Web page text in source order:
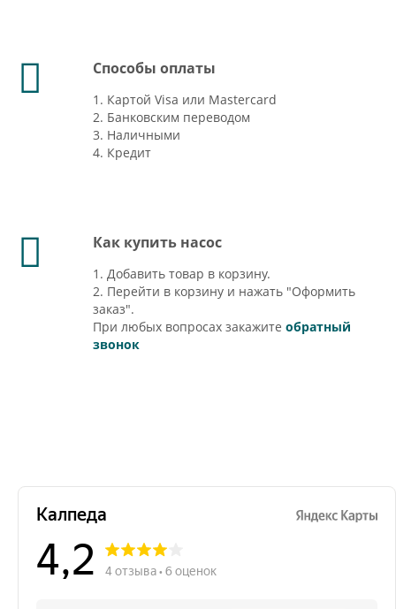
Способы оплаты
1. Картой Visa или Mastercard
2. Банковским переводом
3. Наличными
4. Кредит
Как купить насос
1. Добавить товар в корзину.
2. Перейти в корзину и нажать "Оформить
заказ".
При любых вопросах закажите обратный
звонок